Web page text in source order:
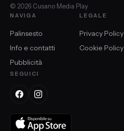
© 2026 Cusano Media Play
NAVIGA
Palinsesto
Info e contatti
Pubblicità
LEGALE
Privacy Policy
Cookie Policy
SEGUICI